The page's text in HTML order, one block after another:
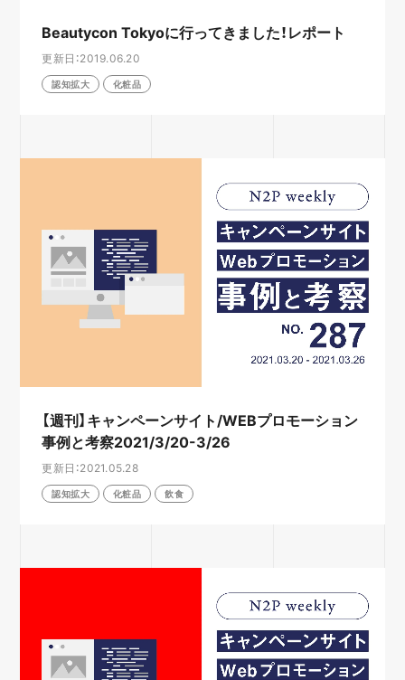
Beautycon Tokyoに行ってきました！レポート
更新日：2019.06.20
認知拡大 化粧品
【週刊】キャンペーンサイト/WEBプロモーション
事例と考察2021/3/20-3/26
更新日：2021.05.28
認知拡大 化粧品 飲食